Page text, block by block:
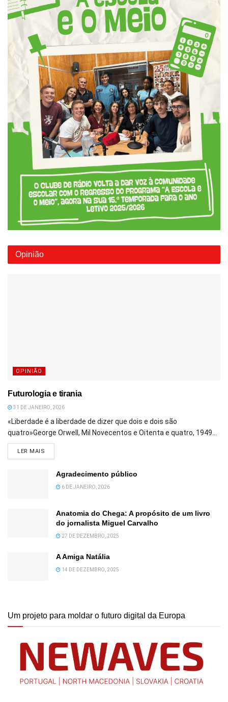
Opinião
OPINIÃO
Futurologia e tirania
31 DE JANEIRO, 2026
«Liberdade é a liberdade de dizer que dois e dois são
quatro»George Orwell, Mil Novecentos e Oitenta e quatro, 1949...
LER MAIS
Agradecimento público
6 DE JANEIRO, 2026
Anatomia do Chega: A propósito de um livro
do jornalista Miguel Carvalho
27 DE DEZEMBRO, 2025
A Amiga Natália
14 DE DEZEMBRO, 2025
Um projeto para moldar o futuro digital da Europa